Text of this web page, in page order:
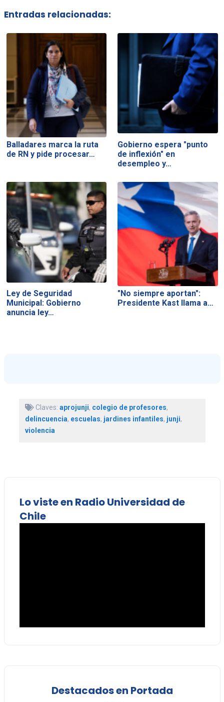
Entradas relacionadas:
Balladares marca la ruta
de RN y pide procesar…
Gobierno espera "punto
de inflexión" en
desempleo y…
Ley de Seguridad
Municipal: Gobierno
anuncia ley…
"No siempre aportan":
Presidente Kast llama a…
Claves: aprojunji, colegio de profesores,
delincuencia, escuelas, jardines infantiles, junji,
violencia
Lo viste en Radio Universidad de
Chile
Destacados en Portada